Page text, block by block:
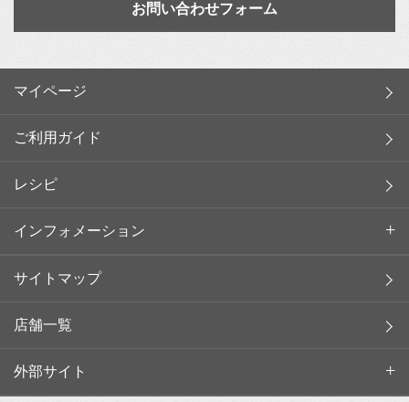
お問い合わせフォーム
マイページ
ご利用ガイド
レシピ
インフォメーション
サイトマップ
店舗一覧
外部サイト